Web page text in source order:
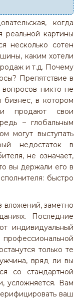
когда
реальной картины
несколько сотен
каким хотели
и т.д. Почему
Препятствие в
никто не
бизнес, в котором
продают свои
– глобальным
могут выступать
недостаток в
не означает,
вы держали его в
быстро
вложений, заметно
Последние
индивидуальный
только те
вряд ли вы
со стандартной
усложняется. Вам
ваш